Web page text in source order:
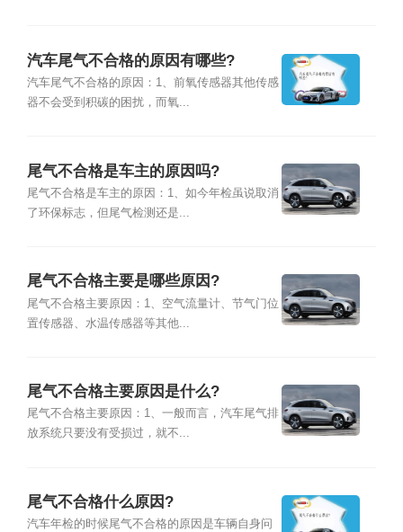
汽车尾气不合格的原因有哪些?
汽车尾气不合格的原因：1、前氧传感器其他传感
器不会受到积碳的困扰，而氧...
尾气不合格是车主的原因吗?
尾气不合格是车主的原因：1、如今年检虽说取消
了环保标志，但尾气检测还是...
尾气不合格主要是哪些原因?
尾气不合格主要原因：1、空气流量计、节气门位
置传感器、水温传感器等其他...
尾气不合格主要原因是什么?
尾气不合格主要原因：1、一般而言，汽车尾气排
放系统只要没有受损过，就不...
尾气不合格什么原因?
汽车年检的时候尾气不合格的原因是车辆自身问